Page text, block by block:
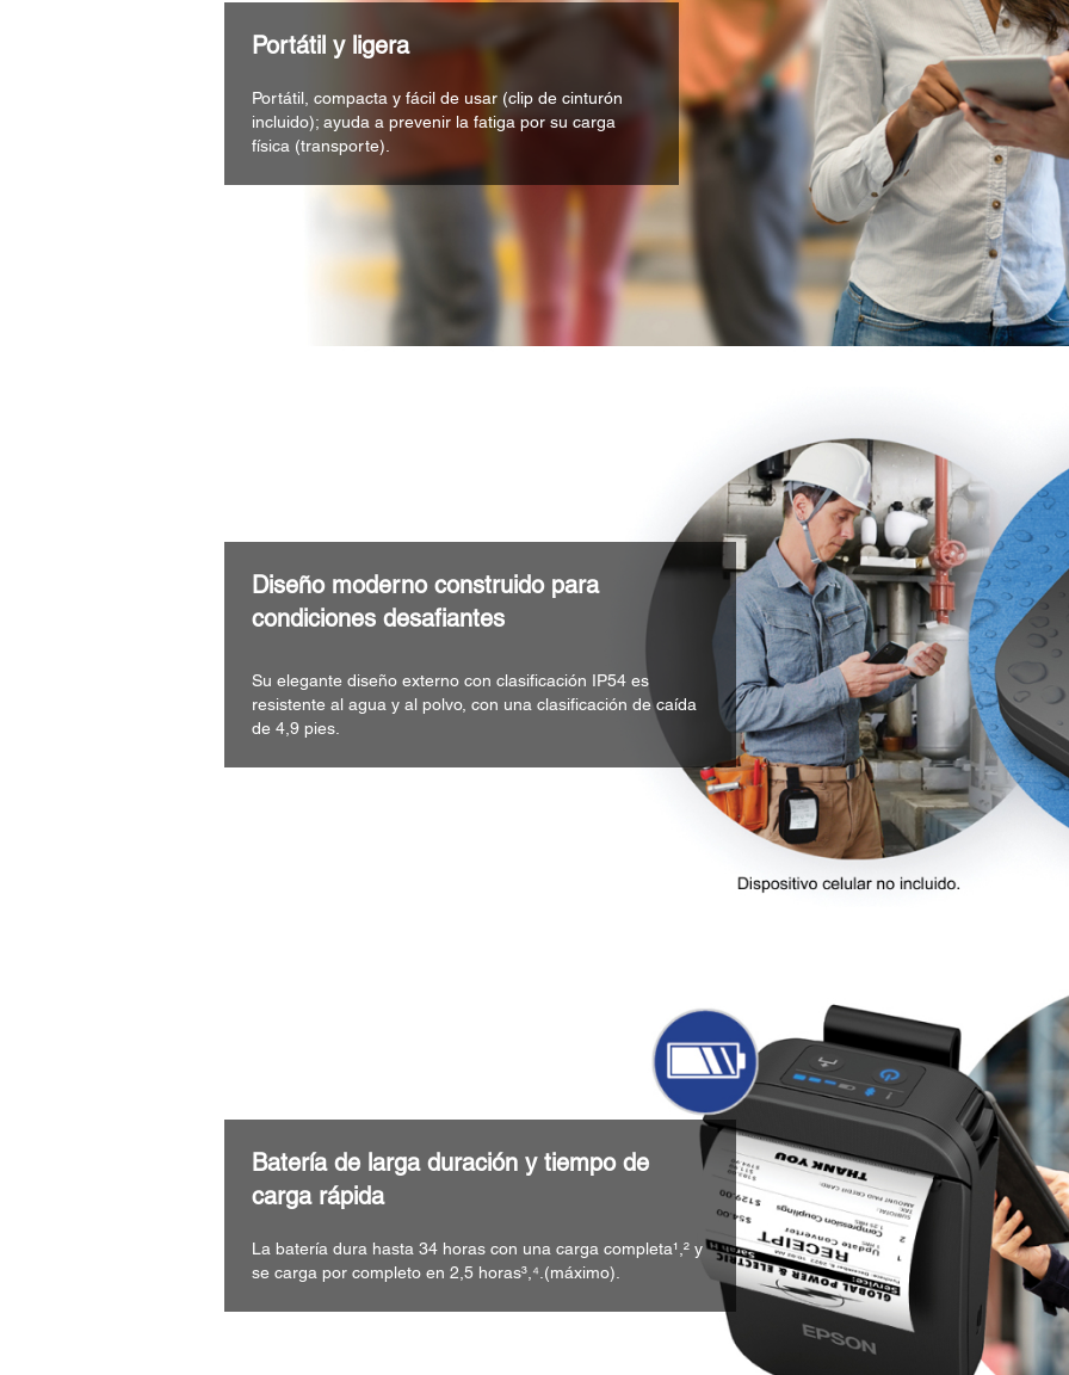
Portátil y ligera
Portátil, compacta y fácil de usar (clip de cinturón
incluido); ayuda a prevenir la fatiga por su carga
física (transporte).
Diseño moderno construido para
condiciones desafiantes
Su elegante diseño externo con clasificación IP54 es
resistente al agua y al polvo, con una clasificación de caída
de 4,9 pies.
Batería de larga duración y tiempo de
carga rápida
La batería dura hasta 34 horas con una carga completa¹,² y
se carga por completo en 2,5 horas³,⁴.(máximo).